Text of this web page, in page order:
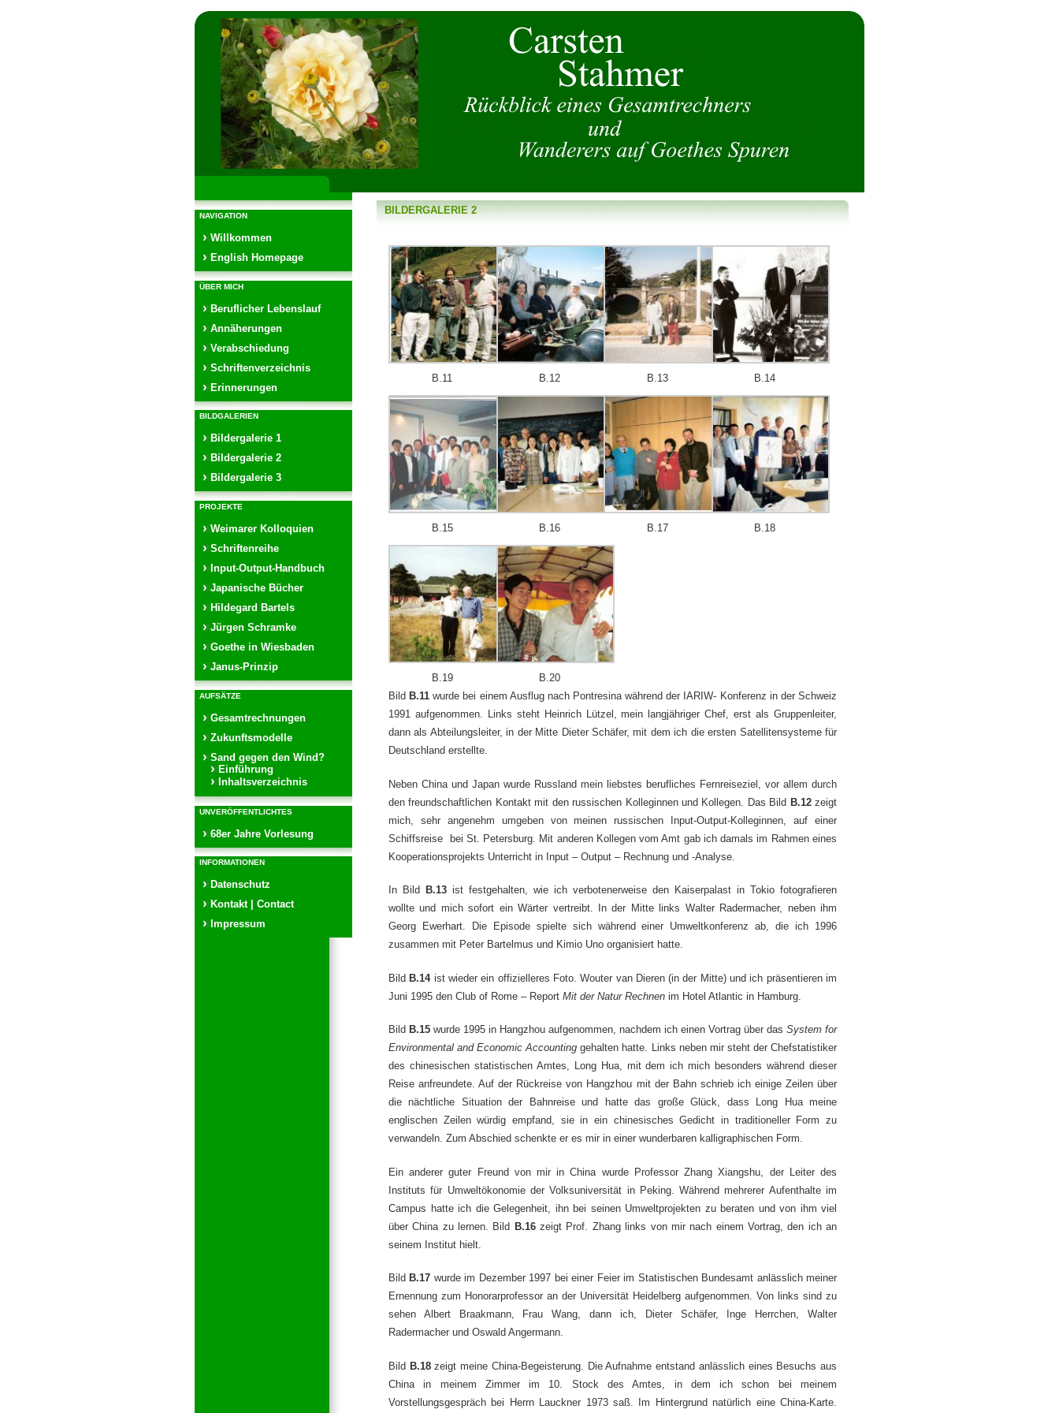
NAVIGATION
Willkommen
English Homepage
ÜBER MICH
Beruflicher Lebenslauf
Annäherungen
Verabschiedung
Schriftenverzeichnis
Erinnerungen
BILDGALERIEN
Bildergalerie 1
Bildergalerie 2
Bildergalerie 3
PROJEKTE
Weimarer Kolloquien
Schriftenreihe
Input-Output-Handbuch
Japanische Bücher
Hildegard Bartels
Jürgen Schramke
Goethe in Wiesbaden
Janus-Prinzip
AUFSÄTZE
Gesamtrechnungen
Zukunftsmodelle
Sand gegen den Wind?
Einführung
Inhaltsverzeichnis
UNVERÖFFENTLICHTES
68er Jahre Vorlesung
INFORMATIONEN
Datenschutz
Kontakt | Contact
Impressum
BILDERGALERIE 2
B.11 B.12 B.13 B.14
B.15 B.16 B.17 B.18
B.19
B.20
Bild B.11 wurde bei einem Ausflug nach Pontresina während der IARIW- Konferenz in der Schweiz
1991 aufgenommen. Links steht Heinrich Lützel, mein langjähriger Chef, erst als Gruppenleiter,
dann als Abteilungsleiter, in der Mitte Dieter Schäfer, mit dem ich die ersten Satellitensysteme für
Deutschland erstellte.
Neben China und Japan wurde Russland mein liebstes berufliches Fernreiseziel, vor allem durch
den freundschaftlichen Kontakt mit den russischen Kolleginnen und Kollegen. Das Bild B.12zeigt
mich, sehr angenehm umgeben von meinen russischen Input-Output-Kolleginnen, auf einer
Schiffsreise bei St. Petersburg. Mit anderen Kollegen vom Amt gab ich damals im Rahmen eines
Kooperationsprojekts Unterricht in Input – Output – Rechnung und -Analyse.
In Bild B.13 ist festgehalten, wie ich verbotenerweise den Kaiserpalast in Tokio fotografieren
wollte und mich sofort ein Wärter vertreibt. In der Mitte links Walter Radermacher, neben ihm
Georg Ewerhart. Die Episode spielte sich während einer Umweltkonferenz ab, die ich 1996
zusammen mit Peter Bartelmus und Kimio Uno organisiert hatte.
BildB.14ist wieder ein offizielleres Foto. Wouter van Dieren (in der Mitte) und ich präsentieren im
Juni 1995 den Club of Rome – Report Mit der Natur Rechnen im Hotel Atlantic in Hamburg.
Bild B.15 wurde 1995 in Hangzhou aufgenommen, nachdem ich einen Vortrag über das System for
Environmental and Economic Accounting gehalten hatte. Links neben mir steht der Chefstatistiker
des chinesischen statistischen Amtes, Long Hua, mit dem ich mich besonders während dieser
Reise anfreundete. Auf der Rückreise von Hangzhou mit der Bahn schrieb ich einige Zeilen über
die nächtliche Situation der Bahnreise und hatte das große Glück, dass Long Hua meine
englischen Zeilen würdig empfand, sie in ein chinesisches Gedicht in traditioneller Form zu
verwandeln. Zum Abschied schenkte er es mir in einer wunderbaren kalligraphischen Form.
Ein anderer guter Freund von mir in China wurde Professor Zhang Xiangshu, der Leiter des
Instituts für Umweltökonomie der Volksuniversität in Peking. Während mehrerer Aufenthalte im
Campus hatte ich die Gelegenheit, ihn bei seinen Umweltprojekten zu beraten und von ihm viel
über China zu lernen. Bild B.16zeigt Prof. Zhang links von mir nach einem Vortrag, den ich an
seinem Institut hielt.
Bild B.17 wurde im Dezember 1997 bei einer Feier im Statistischen Bundesamt anlässlich meiner
Ernennung zum Honorarprofessor an der Universität Heidelberg aufgenommen. Von links sind zu
sehen Albert Braakmann, Frau Wang, dann ich, Dieter Schäfer, Inge Herrchen, Walter
Radermacher und Oswald Angermann.
Bild B.18zeigt meine China-Begeisterung. Die Aufnahme entstand anlässlich eines Besuchs aus
China in meinem Zimmer im 10. Stock des Amtes, in dem ich schon bei meinem
Vorstellungsgespräch bei Herrn Lauckner 1973 saß. Im Hintergrund natürlich eine China-Karte.